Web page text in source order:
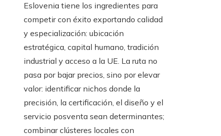
Eslovenia tiene los ingredientes para
competir con éxito exportando calidad
y especialización: ubicación
estratégica, capital humano, tradición
industrial y acceso a la UE. La ruta no
pasa por bajar precios, sino por elevar
valor: identificar nichos donde la
precisión, la certificación, el diseño y el
servicio posventa sean determinantes;
combinar clústeres locales con